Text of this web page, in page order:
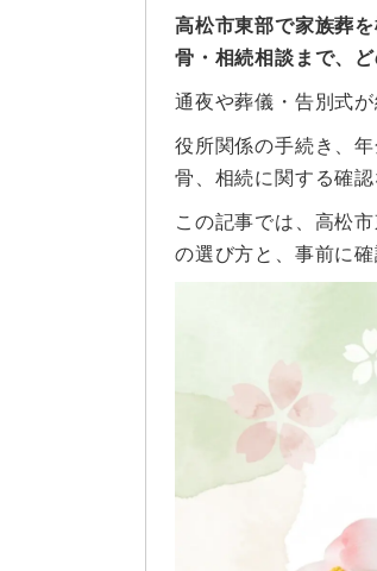
高松市東部で家族葬
骨・相続相談まで、
通夜や葬儀・告別式
役所関係の手続き、
骨、相続に関する確
この記事では、高松
の選び方と、事前に